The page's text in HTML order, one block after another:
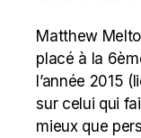
Matthew
placé à la
l’année 2015
sur celui qui
mieux que